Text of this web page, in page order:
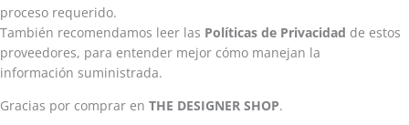
proceso requerido.
También recomendamos leer las Políticas de Privacidad de estos
proveedores, para entender mejor cómo manejan la
información suministrada.
Gracias por comprar en THE DESIGNER SHOP.